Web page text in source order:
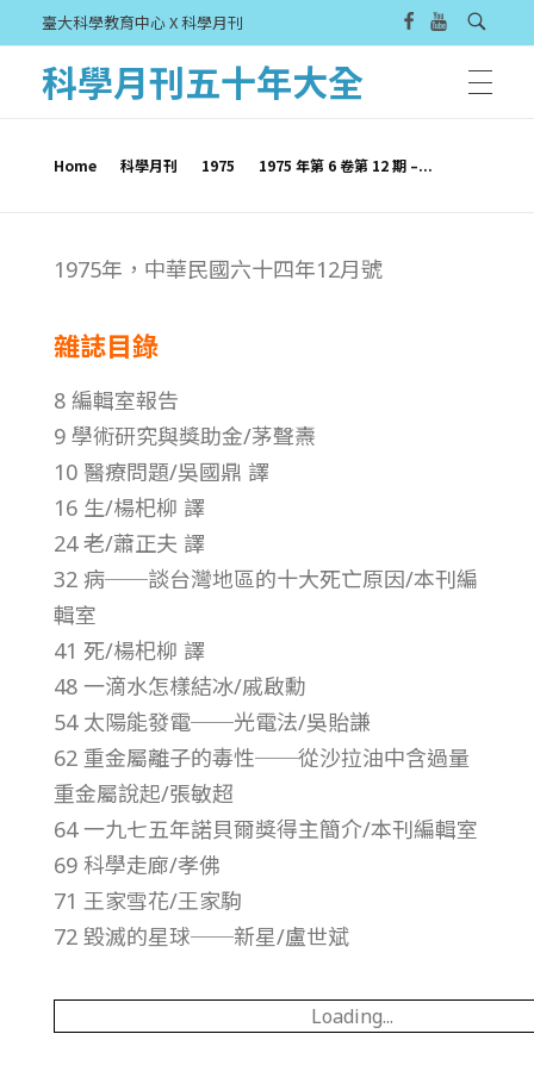
臺大科學教育中心 X 科學月刊
科學月刊五十年大全
Home 科學月刊 1975 1975 年第 6 卷第 12 期 –...
1
7
5
年
第
6
卷
第
1
2
期
–
1975年，中華民國六十四年12月號
雜誌目錄
8 編輯室報告
9 學術研究與獎助金/茅聲燾
10 醫療問題/吳國鼎 譯
16 生/楊𣏌柳 譯
24 老/蕭正夫 譯
32 病──談台灣地區的十大死亡原因/本刊編
輯室
41 死/楊𣏌柳 譯
48 一滴水怎樣結冰/戚啟勳
54 太陽能發電──光電法/吳貽謙
62 重金屬離子的毒性──從沙拉油中含過量
重金屬說起/張敏超
64 一九七五年諾貝爾獎得主簡介/本刊編輯室
69 科學走廊/孝佛
71 王家雪花/王家駒
72 毀滅的星球──新星/盧世斌
Loading...